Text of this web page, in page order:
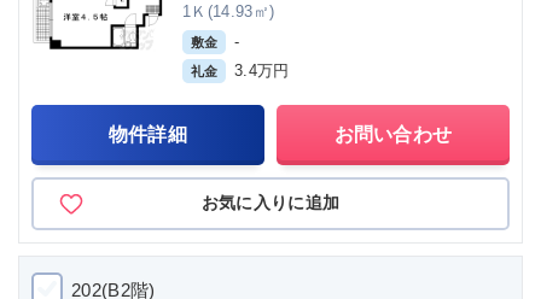
1Ｋ(14.93㎡)
敷金 -
礼金 3.4万円
物件詳細 お問い合わせ
お気に入りに追加
202(B2階)